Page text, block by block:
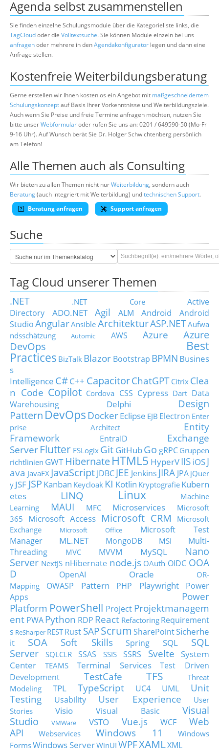
Agenda selbst zusammenstellen
Sie finden einzelne Schulungsmodule über die Kategorieliste links, die
TagCloudoder die Volltextsuche. Sie können Module einzeln bei uns
anfragenoder mehrere in denAgendakonfigurator legen und dann eine
Anfrage stellen.
Kostenfreie Weiterbildungsberatung
Gerne erstellen wir Ihnen kostenlos ein Angebot mit maßgeschneidertem
Schulungskonzeptauf Basis Ihrer Vorkenntnisse und Weiterbildungsziele.
Auch wenn Sie Preise und freie Termine anfragen möchten, nutzen Sie
bitte unserWebformularoder rufen Sie uns an: 0201 / 649590-50 (Mo-Fr
9-16 Uhr). Auf Wunsch berät Sie Dr. Holger Schwichtenberg persönlich
am Telefon!
Alle Themen auch als Consulting
Wir bieten zu allen Themen nicht nurWeiterbildung, sondern auch
Beratung(auch integriert mit Weiterbildung) undtechnischen Support.
Beratung anfragen
Support anfragen
Suche
Tag Cloud unserer Themen
.NET .NET Core
Active
Directory
ADO.NET Agil ALM Android
Android
StudioAngularAnsible ArchitekturASP.NETAufwa
ndsschätzung
Automic AWS Azure
Azure
DevOps
Best
Practices BizTalk Blazor Bootstrap BPMN Busines
s
Intelligence C#C++ CapacitorChatGPT Citrix Clea
n Code Copilot Cordova CSS Cypress Dart Data
Warehousing
Delphi
Design
Pattern DevOps DockerEclipse EJB Electron Enter
prise Architect
Entity
Framework
EntraID
Exchange
Server Flutter FSLogix Git GitHubGo gRPC Gruppen
richtlinien GWT HibernateHTML5 HyperVIIS iOSJ
ava JavaFX JavaScript JDBC JEE Jenkins JIRA JPA jQuer
y JSF JSP Kanban Keycloak KI Kotlin Kryptografie Kubern
etes
LINQ Linux
Machine
Learning
MAUI MFC Microservices
Microsoft
365
Microsoft Access Microsoft CRM
Microsoft
Exchange
Microsoft Office
Microsoft Test
Manager
ML.NET MongoDB MSI
Multi-
Threading
MVC MVVM MySQL
Nano
Server NextJS nHibernate node.js OAuth OIDC OOA
D
OpenAI Oracle
OR-
Mapping
OWASP Pattern PHP Playwright
Power
Apps
Power
Platform PowerShell Project Projektmanagem
ent PWA Python RDP React Refactoring Requirement
s ReSharper RESTRust SAPScrum SharePointSicherhe
it
SOA Soft Skills Spring SQL
SQL
Server
SQLCLR SSAS SSIS SSRS Svelte
System
Center
TEAMS Terminal Services
Test Driven
Development
TestCafe TFS
Threat
Modeling
TPL TypeScript UC4 UML
Unit
Testing
Usability User Experience
User
Stories
Visio Visual Basic
Visual
Studio
VMWare VSTO Vue.js WCF
Web
API
Webservices Windows 11
Windows
FormsWindows ServerWinUI WPFXAMLXML